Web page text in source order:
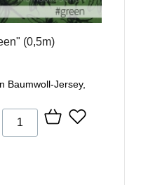
(0,5m)
Baumwoll-Jersey,